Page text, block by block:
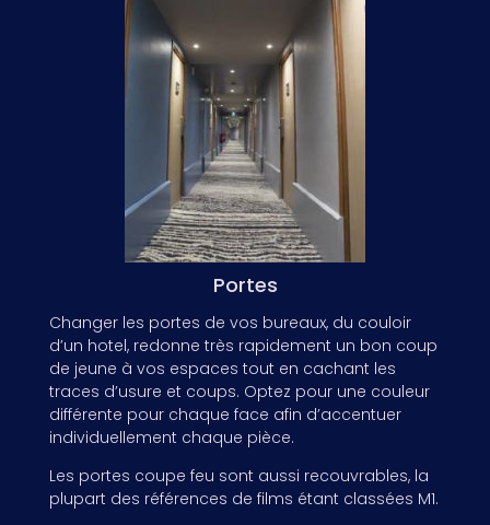
Changer les portes de vos bureaux, du couloir
d’un hotel, redonne très rapidement un bon coup
de jeune à vos espaces tout en cachant les
traces d’usure et coups. Optez pour une couleur
différente pour chaque face afin d’accentuer
individuellement chaque pièce.
Les portes coupe feu sont aussi recouvrables, la
plupart des références de films étant classées M1.
Portes